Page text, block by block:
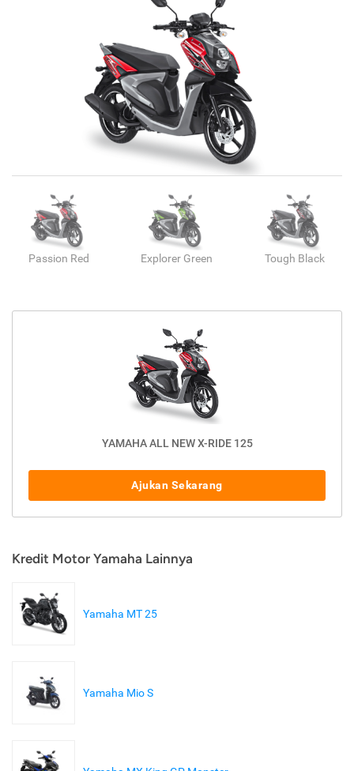
Passion Red Explorer Green Tough Black
YAMAHA ALL NEW X-RIDE 125
Ajukan Sekarang
Kredit Motor Yamaha Lainnya
Yamaha MT 25
Yamaha Mio S